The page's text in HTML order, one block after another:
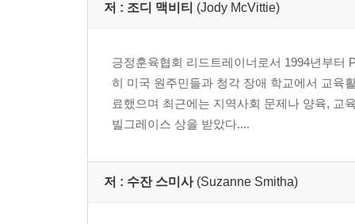
11장 학급회의에 임하는 마음가짐
2부_ 성공적인 학급회의를 위한 8가지 필수 기술
1장 원으로 만들기
원으로 만들기-빠르게, 조용하게, 안전하게
감사 나누기 1-격려하기 / 감사 나누기 2-감사와
3장 다름 존중하기
저 : 조디 맥비티 (Jody McVittie)
긍정훈육협회 리드트레이너로서 1994년부터
히 미국 원주민들과 청각 장애 학교에서 교육
료했으며 최근에는 지역사회 문제나 양육, 교
빌그레이스 상을 받았다....
저 : 수잔 스미사 (Suzanne Smitha)